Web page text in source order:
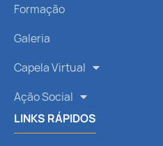
Formação
Galeria
Capela Virtual
Ação Social
LINKS RÁPIDOS